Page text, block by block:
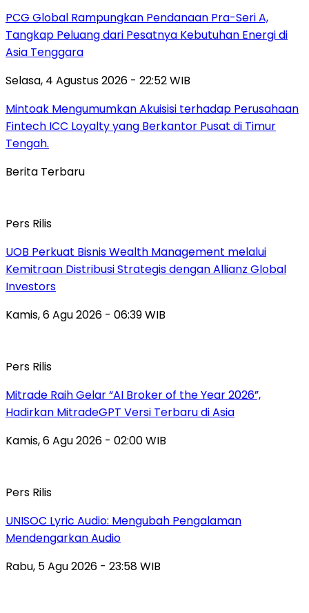
PCG Global Rampungkan Pendanaan Pra-Seri A,
Tangkap Peluang dari Pesatnya Kebutuhan Energi di
Asia Tenggara
Selasa, 4 Agustus 2026 - 22:52 WIB
Mintoak Mengumumkan Akuisisi terhadap Perusahaan
Fintech ICC Loyalty yang Berkantor Pusat di Timur
Tengah.
Berita Terbaru
Pers Rilis
UOB Perkuat Bisnis Wealth Management melalui
Kemitraan Distribusi Strategis dengan Allianz Global
Investors
Kamis, 6 Agu 2026 - 06:39 WIB
Pers Rilis
Mitrade Raih Gelar “AI Broker of the Year 2026”,
Hadirkan MitradeGPT Versi Terbaru di Asia
Kamis, 6 Agu 2026 - 02:00 WIB
Pers Rilis
UNISOC Lyric Audio: Mengubah Pengalaman
Mendengarkan Audio
Rabu, 5 Agu 2026 - 23:58 WIB